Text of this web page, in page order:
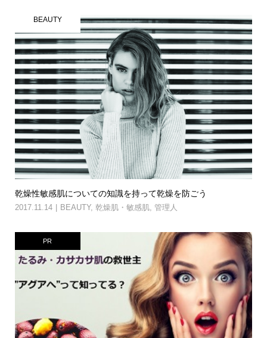
BEAUTY
乾燥性敏感肌についての知識を持って乾燥を防ごう
2017.11.14 BEAUTY, 乾燥肌・敏感肌, 管理人
PR